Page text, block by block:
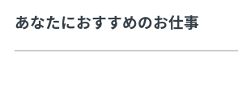
あなたにおすすめのお仕事